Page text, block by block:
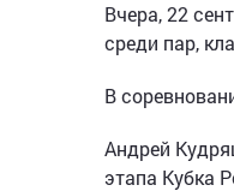
Вчера, 22
среди пар,
В
Андрей
этапа Кубка